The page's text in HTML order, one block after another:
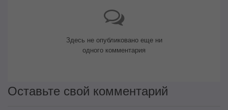
Здесь не опубликовано еще ни
одного комментария
Оставьте свой комментарий